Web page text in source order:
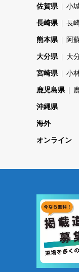
佐賀県 小
長崎県 長
熊本県 阿
大分県 大
宮崎県 小
鹿児島県
沖縄県
海外
オンライン